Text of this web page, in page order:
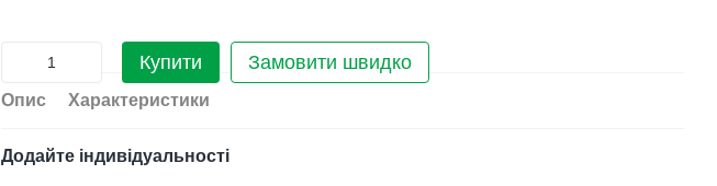
Купити Замовити швидко
Опис Характеристики
Додайте індивідуальності